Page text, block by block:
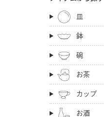
皿
鉢
碗
お茶
カップ
お酒